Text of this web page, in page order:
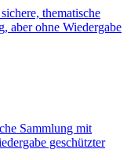
thematische
aber ohne Wiedergabe
Sammlung mit
geschützter